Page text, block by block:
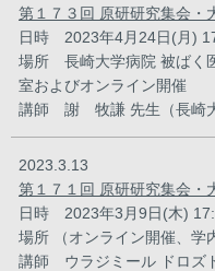
第１７３回 原研研究集会・
日時 2023年4月24日(月)
場所 長崎大学病院 被ばく
室およびオンライン開催
講師 謝 牧謙 先生（長崎大
2023.3.13
第１７１回 原研研究集会・
日時 2023年3月9日(木)
場所 （オンライン開催、学
講師 ウラジミール ドロズ